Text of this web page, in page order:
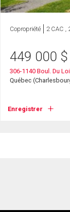
Copropriété 2 CAC ,
449 000 $
306-1140 Boul. Du
Québec
Enregistrer